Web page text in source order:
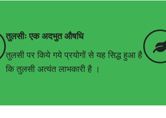
तुलसीः एक अदभुत औषधि
तुलसी पर किये गये प्रयोगों से यह सिद्ध हुआ है
कि तुलसी अत्यंत लाभकारी है ।